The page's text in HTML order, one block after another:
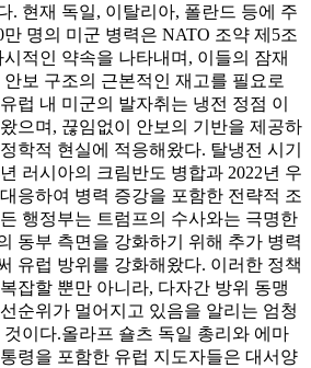
. 현재 독일, 이탈리아, 폴란드 등에 주
명의 미군 병력은 NATO 조약 제5조
적인 약속을 나타내며, 이들의 잠재
보 구조의 근본적인 재고를 필요로
럽 내 미군의 발자취는 냉전 정점 이
으며, 끊임없이 안보의 기반을 제공하
학적 현실에 적응해왔다. 탈냉전 시기
러시아의 크림반도 병합과 2022년 우
응하여 병력 증강을 포함한 전략적 조
행정부는 트럼프의 수사와는 극명한
동부 측면을 강화하기 위해 추가 병력
유럽 방위를 강화해왔다. 이러한 정책
잡할 뿐만 아니라, 다자간 방위 동맹
순위가 멀어지고 있음을 알리는 엄청
이다.올라프 숄츠 독일 총리와 에마
령을 포함한 유럽 지도자들은 대서양